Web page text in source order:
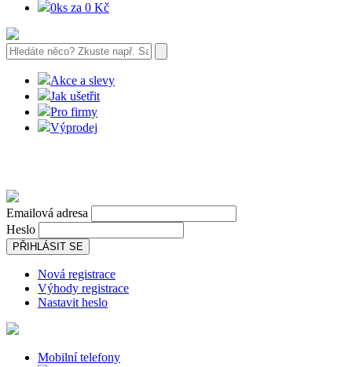
0ks za 0 Kč
Akce a slevy
Jak ušetřit
Pro firmy
Výprodej
Emailová adresa
Heslo
PŘIHLÁSIT SE
Nová registrace
Výhody registrace
Nastavit heslo
Mobilní telefony